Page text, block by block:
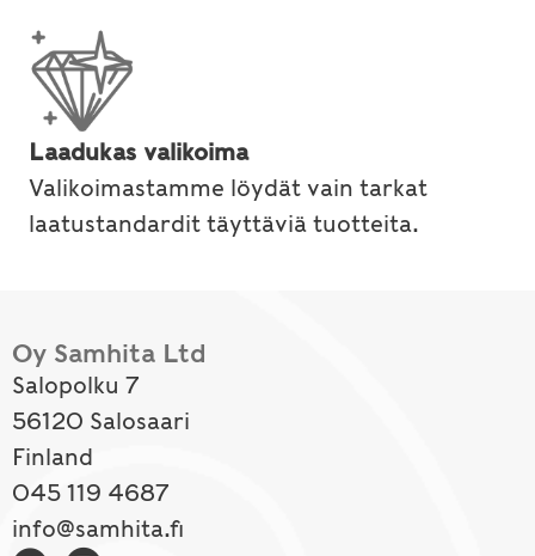
Laadukas valikoima
Valikoimastamme löydät vain tarkat
laatustandardit täyttäviä tuotteita.
Oy Samhita Ltd
Salopolku 7
56120 Salosaari
Finland
045 119 4687
info@samhita.fi